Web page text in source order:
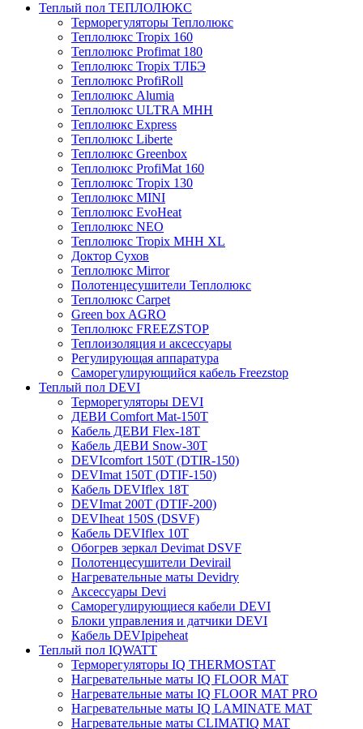
Теплый пол ТЕПЛОЛЮКС
Терморегуляторы Теплолюкс
Теплолюкс Tropix 160
Теплолюкс Profimat 180
Теплолюкс Tropix ТЛБЭ
Теплолюкс ProfiRoll
Теплолюкс Alumia
Теплолюкс ULTRA МНН
Теплолюкс Express
Теплолюкс Liberte
Теплолюкс Greenbox
Теплолюкс ProfiMat 160
Теплолюкс Tropix 130
Теплолюкс MINI
Теплолюкс EvoHeat
Теплолюкс NEO
Теплолюкс Tropix МНН XL
Доктор Сухов
Теплолюкс Mirror
Полотенцесушители Теплолюкс
Теплолюкс Carpet
Green box AGRO
Теплолюкс FREEZSTOP
Теплоизоляция и аксессуары
Регулирующая аппаратура
Cаморегулирующийся кабель Freezstop
Теплый пол DEVI
Терморегуляторы DEVI
ДЕВИ Comfort Mat-150T
Кабель ДЕВИ Flex-18T
Кабель ДЕВИ Snow-30T
DEVIcomfort 150T (DTIR-150)
DEVImat 150T (DTIF-150)
Кабель DEVIflex 18T
DEVImat 200T (DTIF-200)
DEVIheat 150S (DSVF)
Кабель DEVIflex 10T
Обогрев зеркал Devimat DSVF
Полотенцесушители Devirail
Нагревательные маты Devidry
Аксессуары Devi
Саморегулирующиеся кабели DEVI
Блоки управления и датчики DEVI
Кабель DEVIpipeheat
Теплый пол IQWATT
Терморегуляторы IQ THERMOSTAT
Нагревательные маты IQ FLOOR MAT
Нагревательные маты IQ FLOOR MAT PRO
Нагревательные маты IQ LAMINATE MAT
Нагревательные маты CLIMATIQ MAT